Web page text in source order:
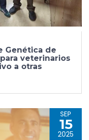
Genética de
veterinarios
a otras
SEP
15
2025